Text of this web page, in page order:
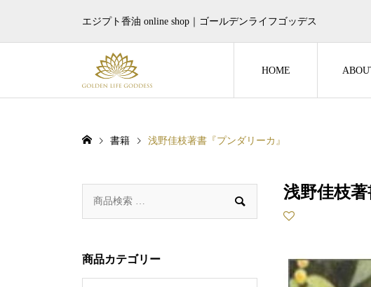
エジプト香油 online shop｜ゴールデンライフゴッデス
HOME
書籍 浅野佳枝著書『プンダリーカ』
浅野佳枝著

商品カテゴリー